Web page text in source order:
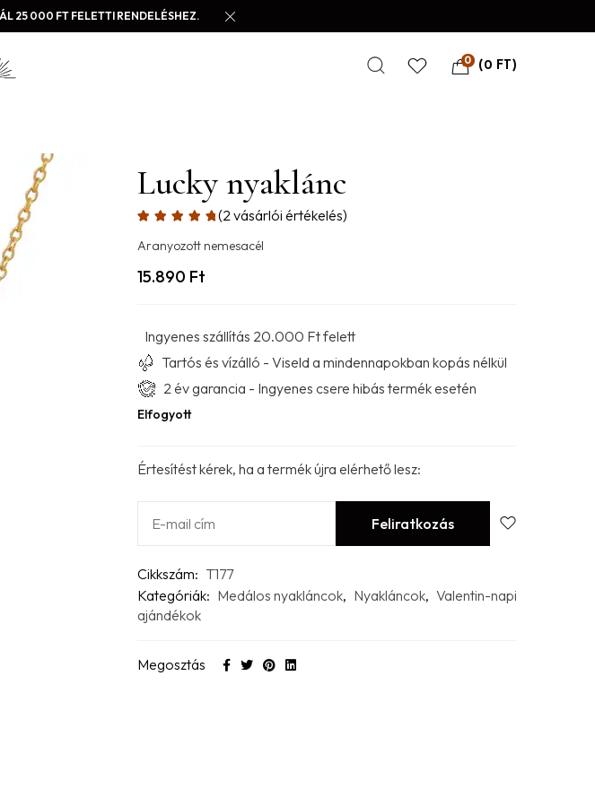
25 000 FT FELETTI RENDELÉSHEZ.
0 (0 FT )
Lucky nyaklánc
(2vásárlói értékelés)
Aranyozott nemesacél
15.890 Ft
Ingyenes szállítás 20.000 Ft felett
Tartós és vízálló - Viseld a mindennapokban kopás nélkül
2 év garancia - Ingyenes csere hibás termék esetén
Elfogyott
Értesítést kérek, ha a termék újra elérhető lesz:
Cikkszám: T177
Kategóriák: Medálos nyakláncok, Nyakláncok, Valentin-napi
ajándékok
Megosztás